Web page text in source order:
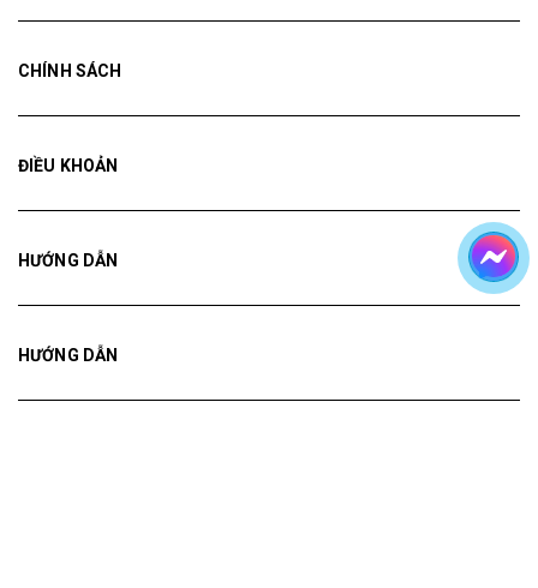
CHÍNH SÁCH
ĐIỀU KHOẢN
HƯỚNG DẪN
HƯỚNG DẪN